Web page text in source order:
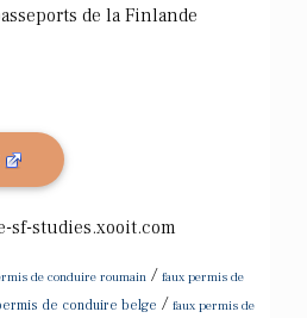
de la Finlande
studies.xooit.com
de conduire roumain / faux permis de
de conduire belge / faux permis de